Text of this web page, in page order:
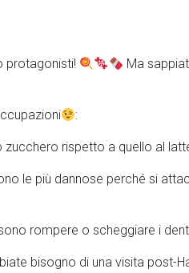
protagonisti!
Ma
:
rispetto a quello al
le più dannose perché si
rompere o scheggiare i
bisogno di una visita post-